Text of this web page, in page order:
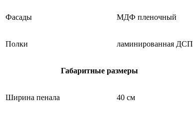
Фасады МДФ пленочный
Полки ламинированная ДСП
Габаритные размеры
Ширина пенала 40 см